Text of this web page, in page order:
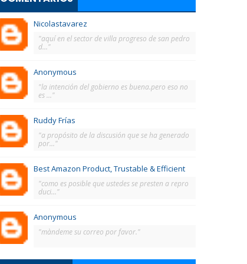
Nicolastavarez
"aquí en el sector de villa progreso de san pedro
d..."
Anonymous
"la intención del gobierno es buena.pero eso no
es ..."
Ruddy Frías
"a propósito de la discusión que se ha generado
por..."
Best Amazon Product, Trustable & Efficient
"como es posible que ustedes se presten a repro
duci..."
Anonymous
"màndeme su correo por favor."